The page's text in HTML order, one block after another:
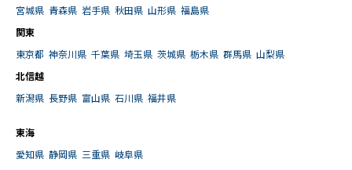
宮城県 青森県 岩手県 秋田県 山形県 福島県
関東
東京都 神奈川県 千葉県 埼玉県 茨城県 栃木県 群馬県 山梨県
北信越
新潟県 長野県 富山県 石川県 福井県
東海
愛知県 静岡県 三重県 岐阜県